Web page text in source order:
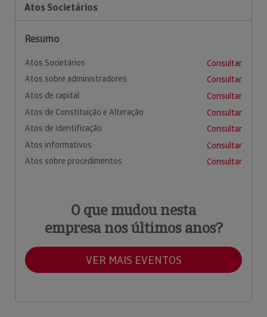
Atos Societários
Resumo
Atos Societários
Consultar
Atos sobre administradores
Consultar
Atos de capital
Consultar
Atos de Constituição e Alteração
Consultar
Atos de identificação
Consultar
Atos informativos
Consultar
Atos sobre procedimentos
Consultar
O que mudou nesta
empresa nos últimos anos?
VER MAIS EVENTOS